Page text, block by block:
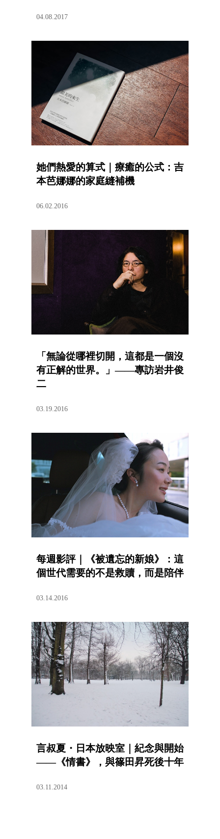
04.08.2017
她們熱愛的算式｜療癒的公式：吉
本芭娜娜的家庭縫補機
06.02.2016
「無論從哪裡切開，這都是一個沒
有正解的世界。」——專訪岩井俊
二
03.19.2016
每週影評｜《被遺忘的新娘》：這
個世代需要的不是救贖，而是陪伴
03.14.2016
言叔夏・日本放映室｜紀念與開始
——《情書》，與篠田昇死後十年
03.11.2014